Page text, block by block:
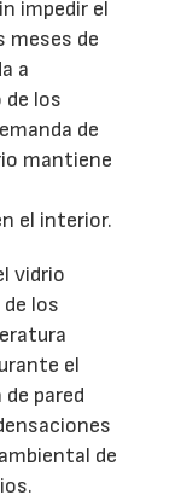
impedir el
meses de
a
los
de
mantiene
el interior.
vidrio
los
el
pared
de